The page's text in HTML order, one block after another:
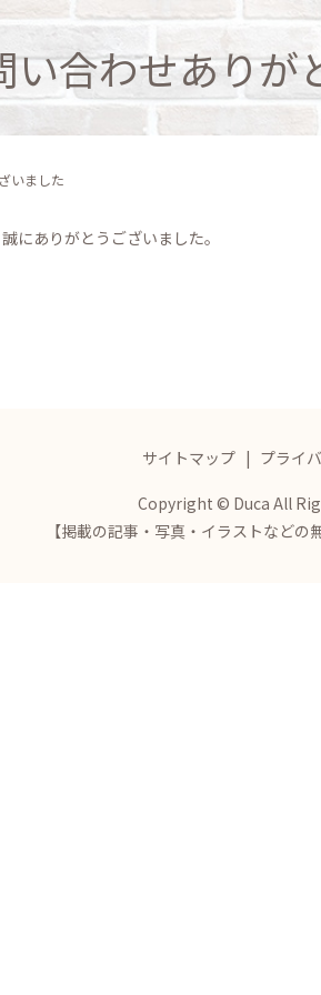
い合わせありが
いました
にありがとうございました。
サイトマップ プライ
Copyright © Duca All
【掲載の記事・写真・イラストなどの